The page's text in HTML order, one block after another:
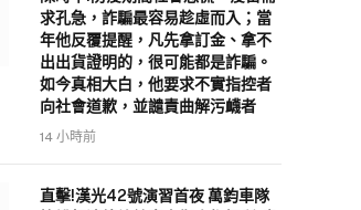
求孔急，詐騙最容易趁虛而入；當
年他反覆提醒，凡先拿訂金、拿不
出出貨證明的，很可能都是詐騙。
如今真相大白，他要求不實指控者
向社會道歉，並譴責曲解污衊者
14 小時前
直擊!漢光42號演習首夜 萬鈞車隊